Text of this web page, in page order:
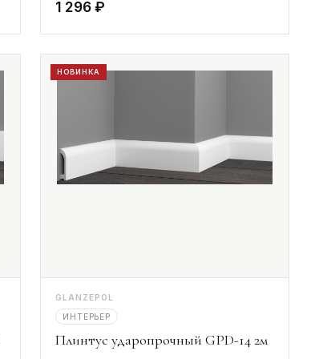
1 296 ₽
НОВИНКА
GLANZEPOL
ИНТЕРЬЕР
Плинтус ударопрочный GPD-14 2м